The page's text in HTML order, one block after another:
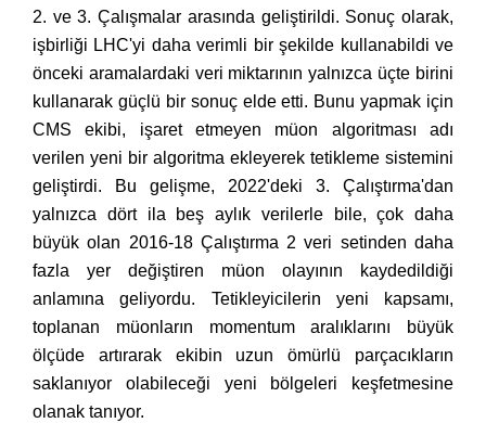
2. ve 3. Çalışmalar arasında geliştirildi. Sonuç olarak,
işbirliği LHC'yi daha verimli bir şekilde kullanabildi ve
önceki aramalardaki veri miktarının yalnızca üçte birini
kullanarak güçlü bir sonuç elde etti. Bunu yapmak için
CMS ekibi, işaret etmeyen müon algoritması adı
verilen yeni bir algoritma ekleyerek tetikleme sistemini
geliştirdi. Bu gelişme, 2022'deki 3. Çalıştırma'dan
yalnızca dört ila beş aylık verilerle bile, çok daha
büyük olan 2016-18 Çalıştırma 2 veri setinden daha
fazla yer değiştiren müon olayının kaydedildiği
anlamına geliyordu. Tetikleyicilerin yeni kapsamı,
toplanan müonların momentum aralıklarını büyük
ölçüde artırarak ekibin uzun ömürlü parçacıkların
saklanıyor olabileceği yeni bölgeleri keşfetmesine
olanak tanıyor.